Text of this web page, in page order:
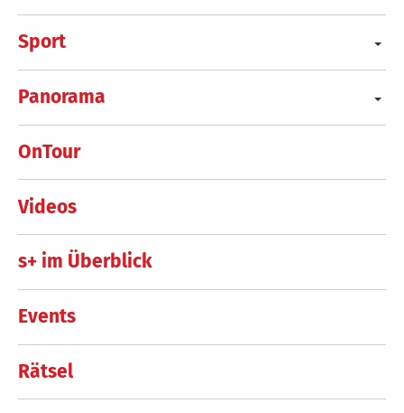
Sport
Panorama
OnTour
Videos
s+ im Überblick
Events
Rätsel